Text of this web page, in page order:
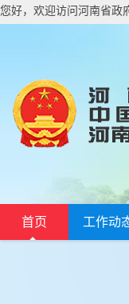
您好，欢迎访问河南省政
首页 工作动